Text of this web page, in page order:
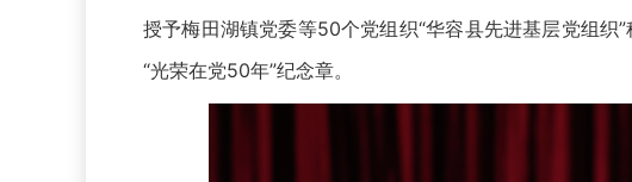
授予梅田湖镇党委等50个党组织“华容县先进基层党组
“光荣在党50年”纪念章。